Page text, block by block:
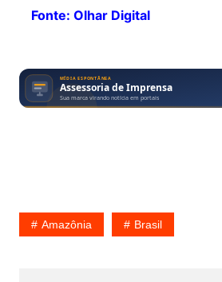
Fonte: Olhar Digital
Amazônia Brasil